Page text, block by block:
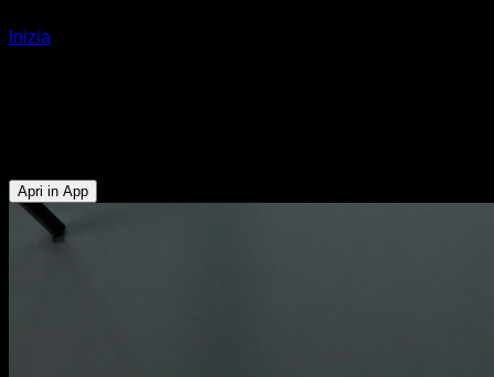
Inizia
Apri in App